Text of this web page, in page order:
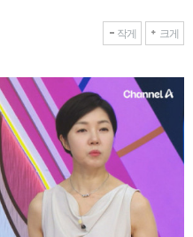
작게 크게